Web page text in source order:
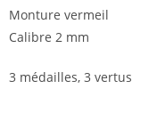
Monture vermeil
Calibre 2 mm
3 médailles, 3 vertus